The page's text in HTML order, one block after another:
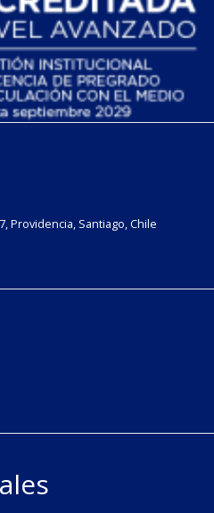
Providencia, Santiago, Chile